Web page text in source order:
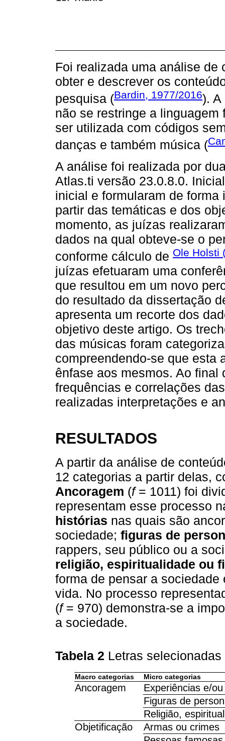
Foi realizada uma análise de
obter e descrever os
pesquisa (Bardin, 1977/2016). A
não se restringe a
ser utilizada com códigos
danças e também música (
A análise foi realizada por
Atlas.ti versão 23.0.8.0.
inicial e formularam de
partir das temáticas e dos
momento, as juízas
dados na qual obteve-se o
conforme cálculo de Ole Holsti
juízas efetuaram uma
que resultou em um novo
do resultado da dissertação
apresenta um recorte dos
objetivo deste artigo. Os
das músicas foram
compreendendo-se que esta
ênfase aos mesmos. Ao
frequências e correlações
realizadas interpretações e
RESULTADOS
A partir da análise de
12 categorias a partir delas,
Ancoragem (f= 1011) foi
representam esse processo
histórias nas quais são
sociedade; figuras de
rappers, seu público ou a
religião, espiritualidade ou
forma de pensar a
vida. No processo
(f= 970) demonstra-se a
a sociedade.
Tabela 2 Letras
Macro categorias Micro categorias
Ancoragem
Experiências e/
Figuras de
Religião,
Objetificação
Armas ou crimes